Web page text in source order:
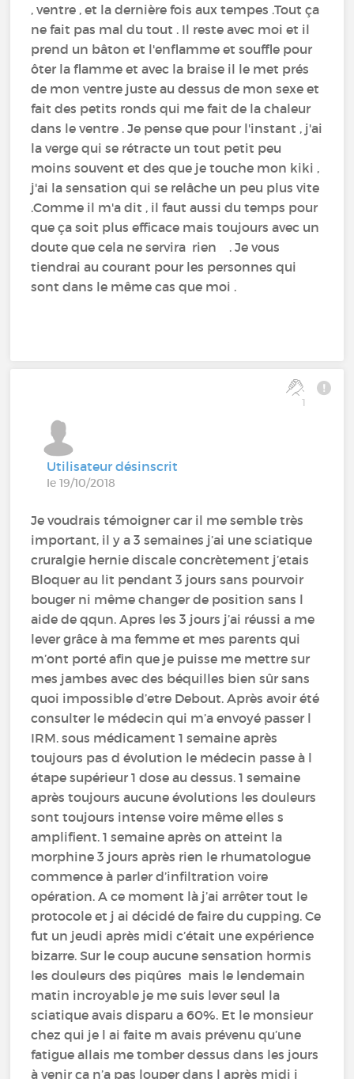
, ventre , et la dernière fois aux tempes .Tout ça
ne fait pas mal du tout . Il reste avec moi et il
prend un bâton et l'enflamme et souffle pour
ôter la flamme et avec la braise il le met prés
de mon ventre juste au dessus de mon sexe et
fait des petits ronds qui me fait de la chaleur
dans le ventre . Je pense que pour l'instant , j'ai
la verge qui se rétracte un tout petit peu
moins souvent et des que je touche mon kiki ,
j'ai la sensation qui se relâche un peu plus vite
.Comme il m'a dit , il faut aussi du temps pour
que ça soit plus efficace mais toujours avec un
doute que cela ne servira rien . Je vous
tiendrai au courant pour les personnes qui
sont dans le même cas que moi .
1
Utilisateur désinscrit
le 19/10/2018
Je voudrais témoigner car il me semble très
important, il y a 3 semaines j’ai une sciatique
cruralgie hernie discale concrètement j’etais
Bloquer au lit pendant 3 jours sans pourvoir
bouger ni même changer de position sans l
aide de qqun. Apres les 3 jours j’ai réussi a me
lever grâce à ma femme et mes parents qui
m’ont porté afin que je puisse me mettre sur
mes jambes avec des béquilles bien sûr sans
quoi impossible d’etre Debout. Après avoir été
consulter le médecin qui m’a envoyé passer l
IRM. sous médicament 1 semaine après
toujours pas d évolution le médecin passe à l
étape supérieur 1 dose au dessus. 1 semaine
après toujours aucune évolutions les douleurs
sont toujours intense voire même elles s
amplifient. 1 semaine après on atteint la
morphine 3 jours après rien le rhumatologue
commence à parler d’infiltration voire
opération. A ce moment là j’ai arrêter tout le
protocole et j ai décidé de faire du cupping. Ce
fut un jeudi après midi c’était une expérience
bizarre. Sur le coup aucune sensation hormis
les douleurs des piqûres mais le lendemain
matin incroyable je me suis lever seul la
sciatique avais disparu a 60%. Et le monsieur
chez qui je l ai faite m avais prévenu qu’une
fatigue allais me tomber dessus dans les jours
à venir ça n’a pas louper dans l après midi j